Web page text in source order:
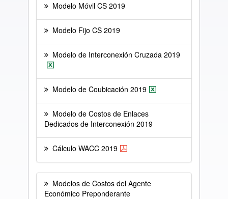
Modelo Móvil CS 2019
Modelo Fijo CS 2019
Modelo de Interconexión Cruzada 2019
Modelo de Coubicación 2019
Modelo de Costos de Enlaces
Dedicados de Interconexión 2019
Cálculo WACC 2019
Modelos de Costos del Agente
Económico Preponderante